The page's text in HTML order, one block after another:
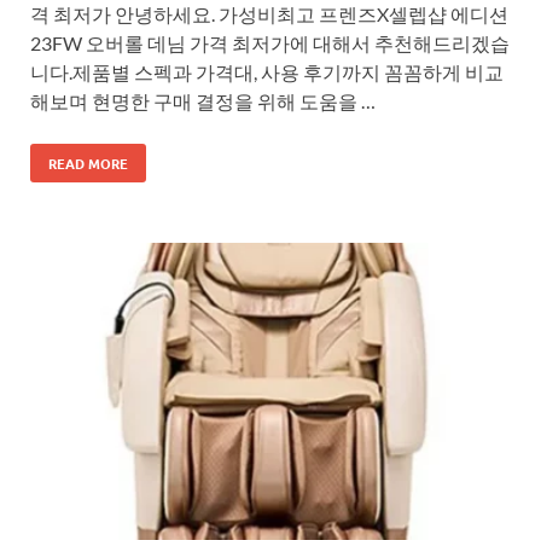
격 최저가 안녕하세요. 가성비최고 프렌즈X셀렙샵 에디션
23FW 오버롤 데님 가격 최저가에 대해서 추천해드리겠습
니다.제품별 스펙과 가격대, 사용 후기까지 꼼꼼하게 비교
해보며 현명한 구매 결정을 위해 도움을 …
READ MORE